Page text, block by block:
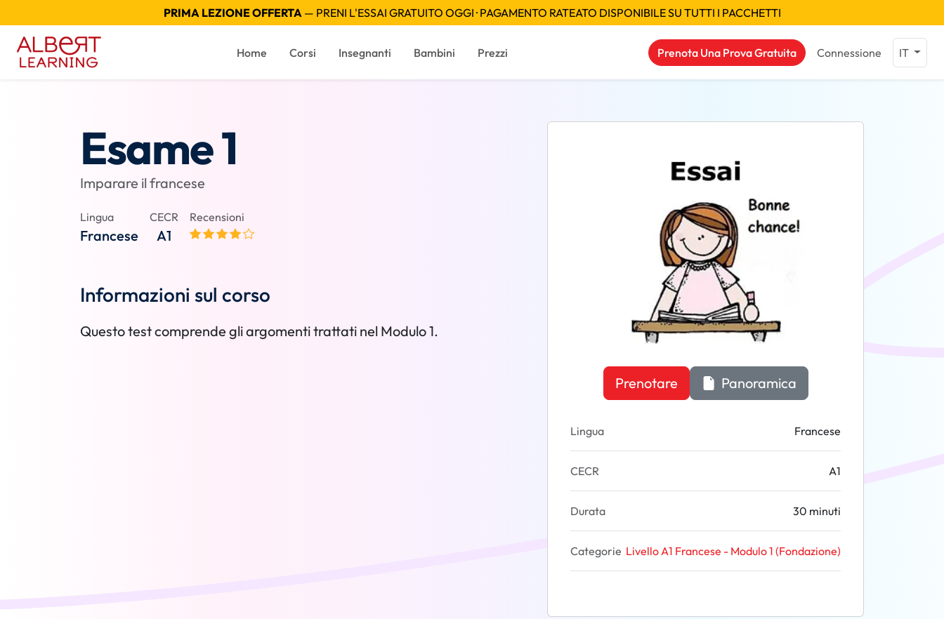
PRIMA LEZIONE OFFERTA— PRENI L'ESSAI GRATUITO OGGI · PAGAMENTO RATEATO DISPONIBILE SU TUTTI I PACCHETTI
Home Corsi Insegnanti Bambini Prezzi Prenota Una Prova Gratuita Connessione IT
Esame 1
Imparare il francese
Lingua
Francese
CECR
A1
Recensioni
Informazioni sul corso
Questo test comprende gli argomenti trattati nel Modulo 1.
Prenotare Panoramica
Lingua Francese
CECR A1
Durata 30 minuti
Categorie Livello A1 Francese - Modulo 1 (Fondazione)